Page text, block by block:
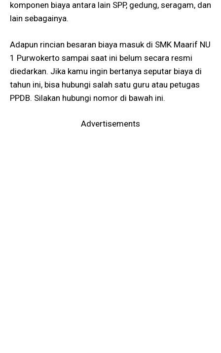
komponen biaya antara lain SPP, gedung, seragam, dan
lain sebagainya.
Adapun rincian besaran biaya masuk di SMK Maarif NU
1 Purwokerto sampai saat ini belum secara resmi
diedarkan. Jika kamu ingin bertanya seputar biaya di
tahun ini, bisa hubungi salah satu guru atau petugas
PPDB. Silakan hubungi nomor di bawah ini.
Advertisements